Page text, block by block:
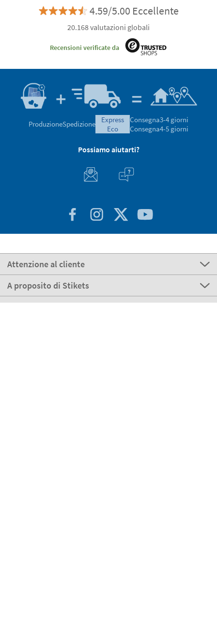
4.59/5.00 Eccellente
20.168 valutazioni globali
Recensioni verificate da
ProduzioneSpedizione
express
eco
Consegna3-4 giorni
Consegna4-5 giorni
Possiamo aiutarti?
Attenzione al cliente
A proposito di Stikets